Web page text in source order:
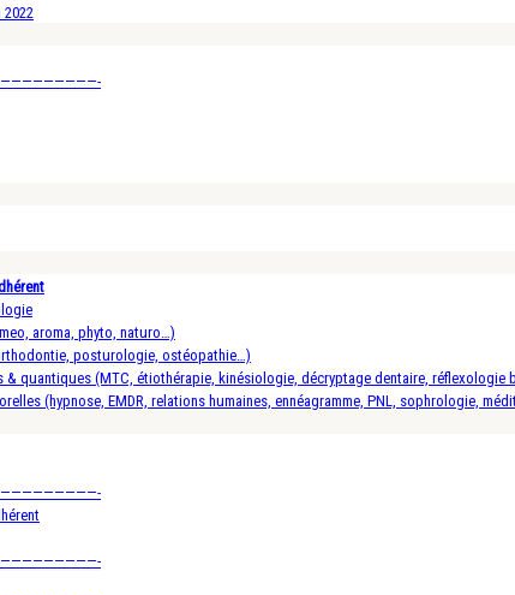
aroma, phyto, naturo…)
posturologie, ostéopathie…)
& quantiques (MTC, étiothérapie, kinésiologie, décryptage dentaire, réflexologie
(hypnose, EMDR, relations humaines, ennéagramme, PNL, sophrologie,